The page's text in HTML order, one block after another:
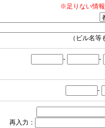
※足りない情
（ビル名
- -
-
再入力：